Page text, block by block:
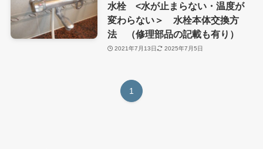
水栓 <水が止まらない・温度が
変わらない＞ 水栓本体交換方
法 （修理部品の記載も有り）
2021年7月13日 2025年7月5日
1